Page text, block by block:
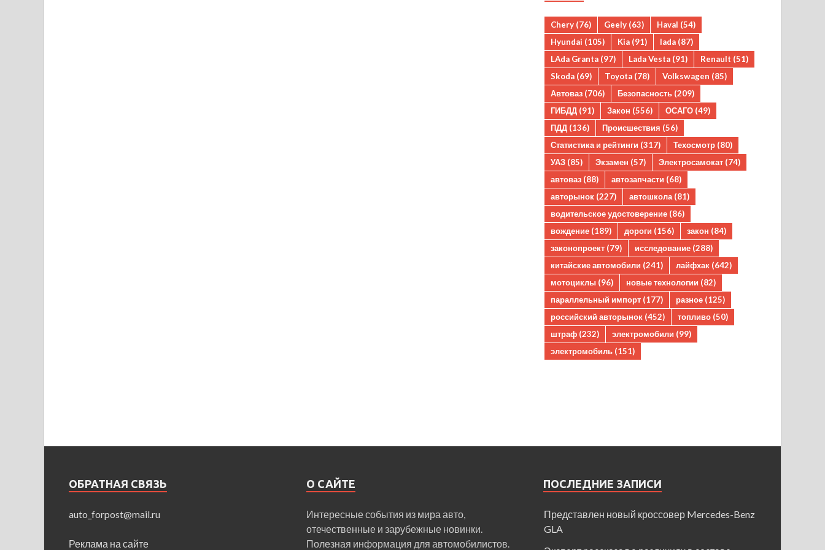
Chery (76) Geely (63) Haval (54)
Hyundai (105) Kia (91) lada (87)
LAda Granta (97) Lada Vesta (91) Renault (51)
Skoda (69) Toyota (78) Volkswagen (85)
Автоваз (706) Безопасность (209)
ГИБДД (91) Закон (556) ОСАГО (49)
ПДД (136) Происшествия (56)
Статистика и рейтинги (317) Техосмотр (80)
УАЗ (85) Экзамен (57) Электросамокат (74)
автоваз (88) автозапчасти (68)
авторынок (227) автошкола (81)
водительское удостоверение (86)
вождение (189) дороги (156) закон (84)
законопроект (79) исследование (288)
китайские автомобили (241) лайфхак (642)
мотоциклы (96) новые технологии (82)
параллельный импорт (177) разное (125)
российский авторынок (452) топливо (50)
штраф (232) электромобили (99)
электромобиль (151)
ОБРАТНАЯ СВЯЗЬ
auto_forpost@mail.ru
Реклама на сайте
О САЙТЕ
Интересные события из мира авто,
отечественные и зарубежные новинки.
Полезная информация для автомобилистов.
ПОСЛЕДНИЕ ЗАПИСИ
Представлен новый кроссовер Mercedes-Benz
GLA